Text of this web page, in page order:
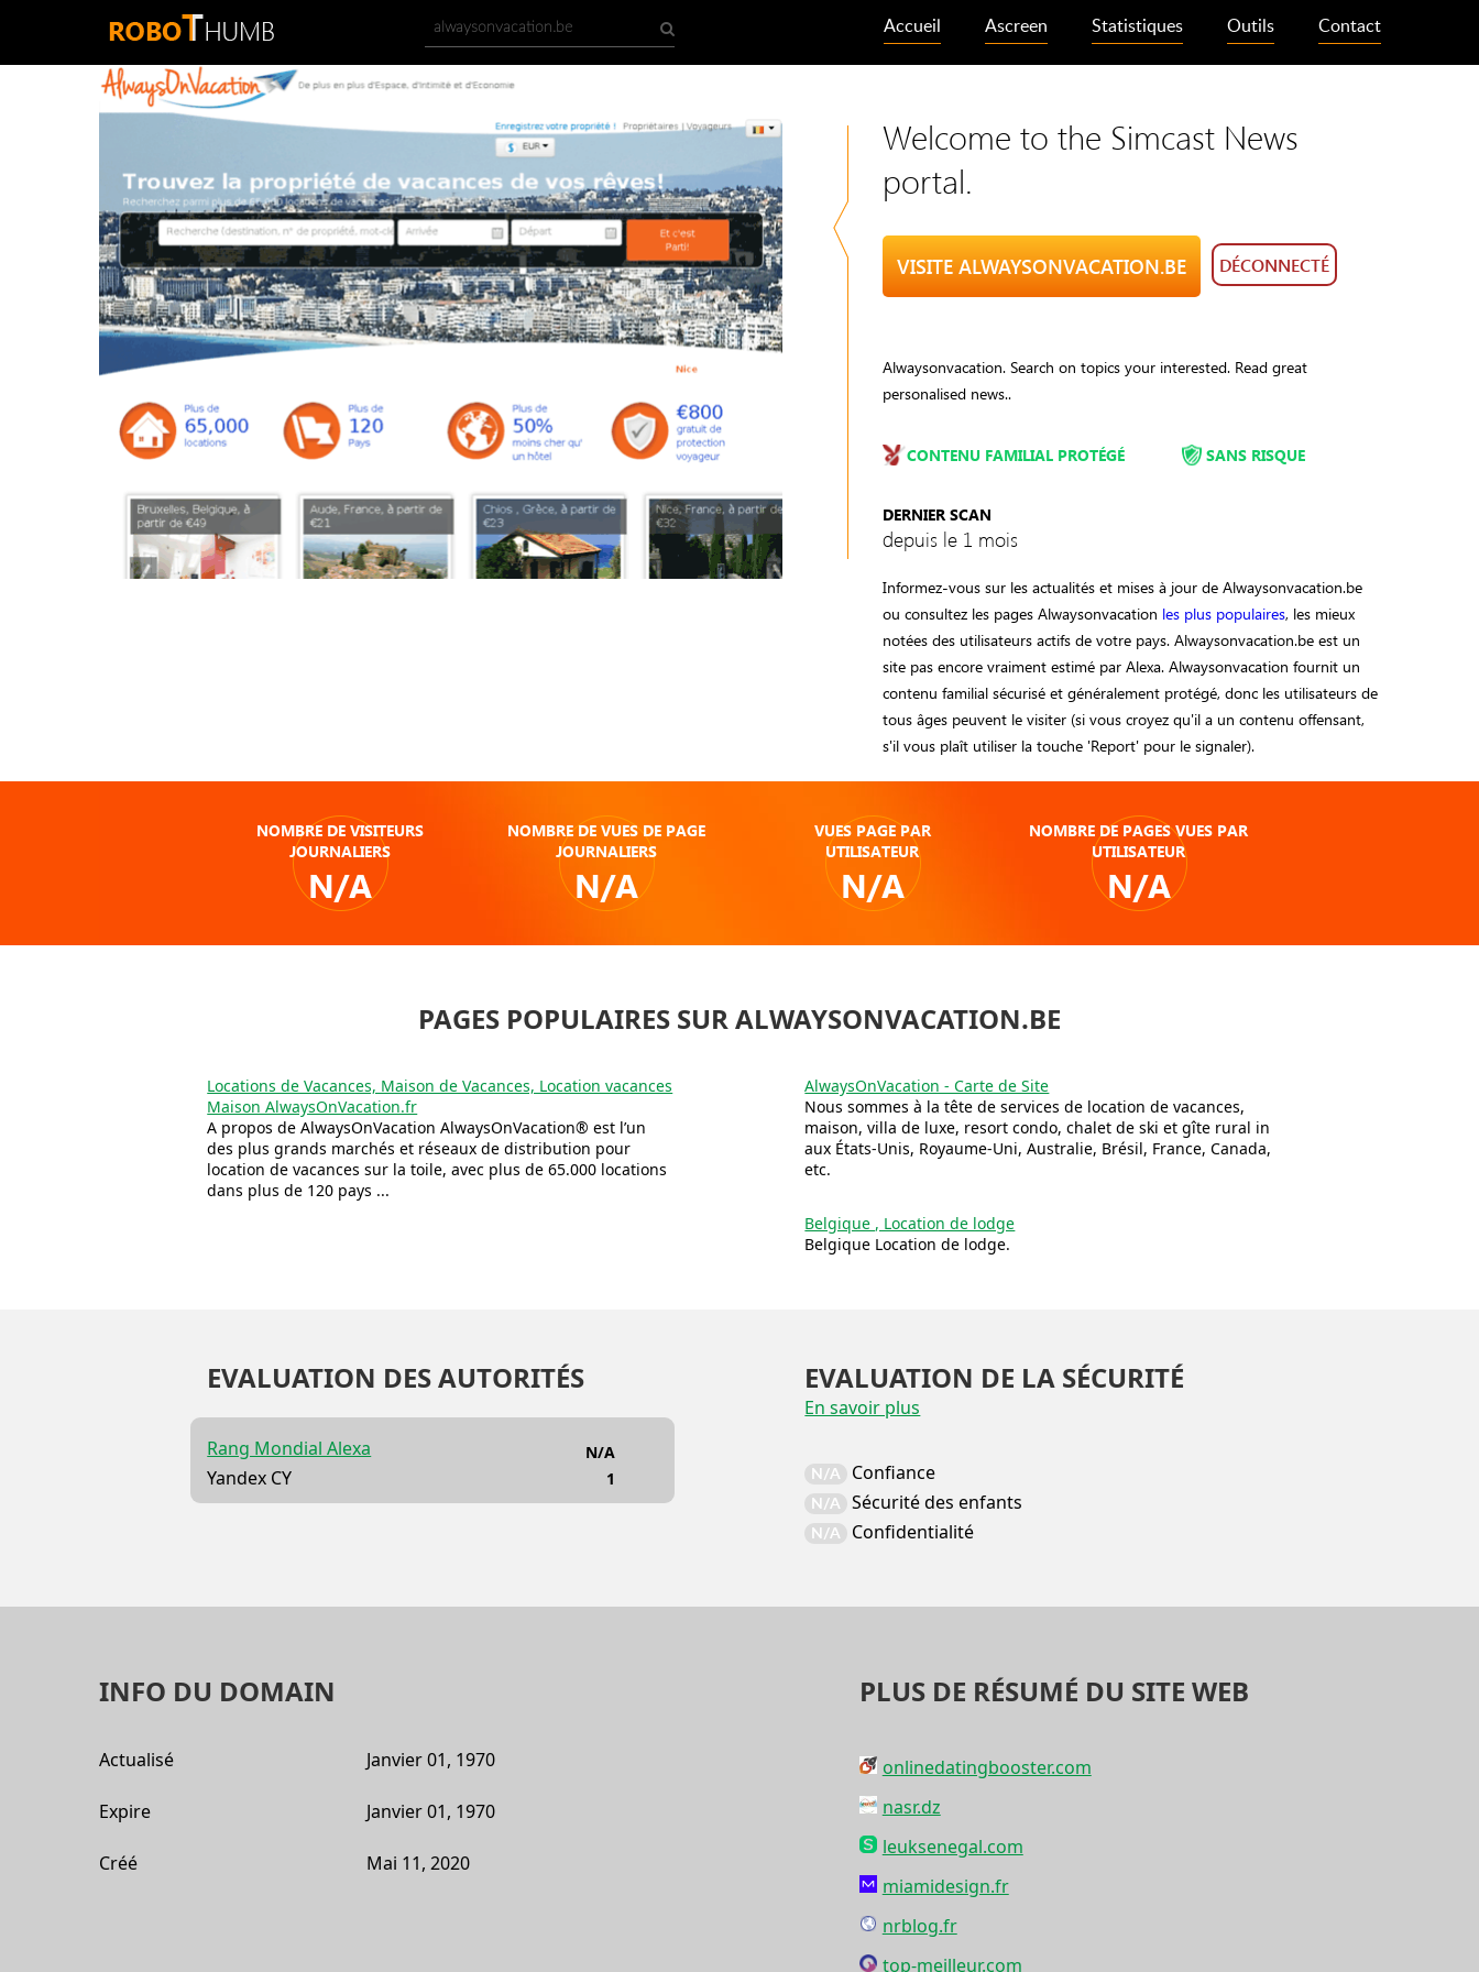
Accueil Ascreen Statistiques Outils Contact
Welcome to the Simcast News
portal.
VISITE ALWAYSONVACATION.BE DÉCONNECTÉ
Alwaysonvacation. Search on topics your interested. Read great
personalised news..
CONTENU FAMILIAL PROTÉGÉ
DERNIER SCAN
depuis le 1 mois
SANS RISQUE
Informez-vous sur les actualités et mises à jour de Alwaysonvacation.be
ou consultez les pages Alwaysonvacation les plus populaires, les mieux
notées des utilisateurs actifs de votre pays. Alwaysonvacation.be est un
site pas encore vraiment estimé par Alexa. Alwaysonvacation fournit un
contenu familial sécurisé et généralement protégé, donc les utilisateurs de
tous âges peuvent le visiter (si vous croyez qu'il a un contenu offensant,
s'il vous plaît utiliser la touche 'Report' pour le signaler).
NOMBRE DE VISITEURS
JOURNALIERS
N/A
NOMBRE DE VUES DE PAGE
JOURNALIERS
N/A
VUES PAGE PAR
UTILISATEUR
N/A
NOMBRE DE PAGES VUES PAR
UTILISATEUR
N/A
PAGES POPULAIRES SUR ALWAYSONVACATION.BE
Locations de Vacances, Maison de Vacances, Location vacances
Maison AlwaysOnVacation.fr
A propos de AlwaysOnVacation AlwaysOnVacation® est l’un
des plus grands marchés et réseaux de distribution pour
location de vacances sur la toile, avec plus de 65.000 locations
dans plus de 120 pays ...
AlwaysOnVacation - Carte de Site
Nous sommes à la tête de services de location de vacances,
maison, villa de luxe, resort condo, chalet de ski et gîte rural in
aux États-Unis, Royaume-Uni, Australie, Brésil, France, Canada,
etc.
Belgique , Location de lodge
Belgique Location de lodge.
EVALUATION DES AUTORITÉS
Rang Mondial Alexa
Yandex CY
N/A
1
EVALUATION DE LA SÉCURITÉ
En savoir plus
N/A Confiance
N/A Sécurité des enfants
N/A Confidentialité
INFO DU DOMAIN
Actualisé Janvier 01, 1970
Expire Janvier 01, 1970
Créé Mai 11, 2020
PLUS DE RÉSUMÉ DU SITE WEB
onlinedatingbooster.com
nasr.dz
leuksenegal.com
miamidesign.fr
nrblog.fr
top-meilleur.com